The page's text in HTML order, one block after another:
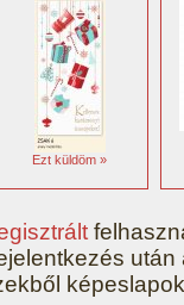
Ezt küldöm »
Ezt küldöm »